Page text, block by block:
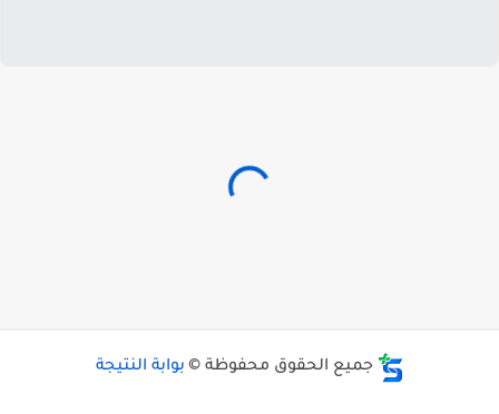
جميع الحقوق محفوظة © بوابة النتيجة